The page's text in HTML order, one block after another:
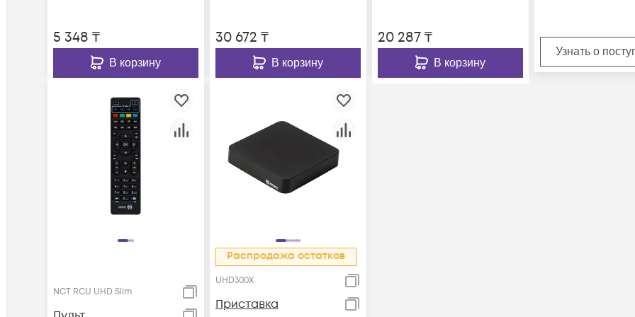
5 348 ₸
В корзину
30 672 ₸
В корзину
20 287₸
В корзину
Узнать о
NCT RCU UHD Slim
Распродажа остатков
UHD300X
Приставка